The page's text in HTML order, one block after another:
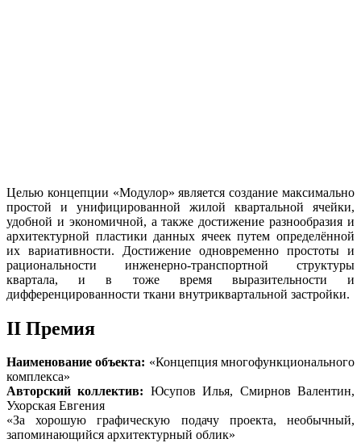
Целью концепции «Модулор» является создание максимально
простой и унифицированной жилой квартальной ячейки,
удобной и экономичной, а также достижение разнообразия и
архитектурной пластики данных ячеек путем определённой
их вариативности. Достижение одновременно простоты и
рациональности инженерно-транспортной структуры
квартала, и в тоже время выразительности и
дифференцированности ткани внутриквартальной застройки.
II Премия
Наименование объекта: «Концепция многофункционального
комплекса»
Авторский коллектив: Юсупов Илья, Смирнов Валентин,
Ухорская Евгения
«За хорошую графическую подачу проекта, необычный,
запоминающийся архитектурный облик»